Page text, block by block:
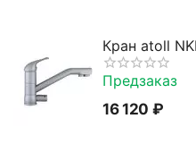
Кран atoll
Предзаказ
16 120 ₽